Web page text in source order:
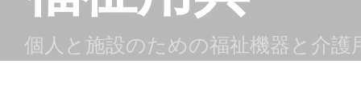
個人と施設のための福祉機器と介護